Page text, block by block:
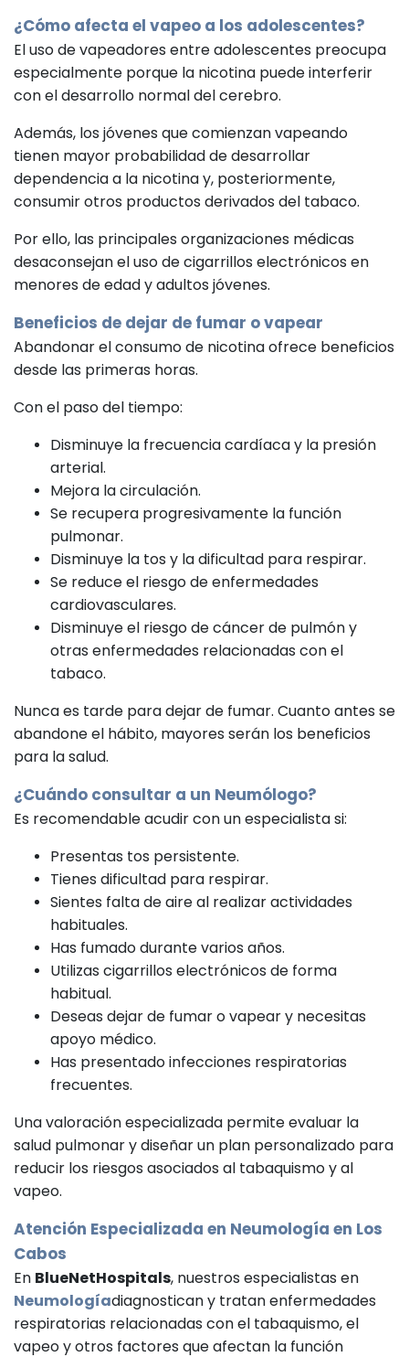
¿Cómo afecta el vapeo a los adolescentes?
El uso de vapeadores entre adolescentes preocupa
especialmente porque la nicotina puede interferir
con el desarrollo normal del cerebro.
Además, los jóvenes que comienzan vapeando
tienen mayor probabilidad de desarrollar
dependencia a la nicotina y, posteriormente,
consumir otros productos derivados del tabaco.
Por ello, las principales organizaciones médicas
desaconsejan el uso de cigarrillos electrónicos en
menores de edad y adultos jóvenes.
Beneficios de dejar de fumar o vapear
Abandonar el consumo de nicotina ofrece beneficios
desde las primeras horas.
Con el paso del tiempo:
Disminuye la frecuencia cardíaca y la presión
arterial.
Mejora la circulación.
Se recupera progresivamente la función
pulmonar.
Disminuye la tos y la dificultad para respirar.
Se reduce el riesgo de enfermedades
cardiovasculares.
Disminuye el riesgo de cáncer de pulmón y
otras enfermedades relacionadas con el
tabaco.
Nunca es tarde para dejar de fumar. Cuanto antes se
abandone el hábito, mayores serán los beneficios
para la salud.
¿Cuándo consultar a un Neumólogo?
Es recomendable acudir con un especialista si:
Presentas tos persistente.
Tienes dificultad para respirar.
Sientes falta de aire al realizar actividades
habituales.
Has fumado durante varios años.
Utilizas cigarrillos electrónicos de forma
habitual.
Deseas dejar de fumar o vapear y necesitas
apoyo médico.
Has presentado infecciones respiratorias
frecuentes.
Una valoración especializada permite evaluar la
salud pulmonar y diseñar un plan personalizado para
reducir los riesgos asociados al tabaquismo y al
vapeo.
Atención Especializada en Neumología en Los
Cabos
En BlueNetHospitals, nuestros especialistas en
Neumologíadiagnostican y tratan enfermedades
respiratorias relacionadas con el tabaquismo, el
vapeo y otros factores que afectan la función